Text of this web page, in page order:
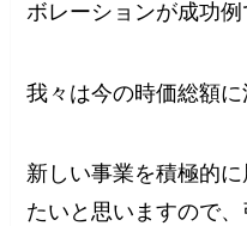
ボレーションが成功例
我々は今の時価総額に
新しい事業を積極的
たいと思いますので